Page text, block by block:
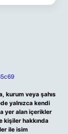
kurum veya şahıs
yalnızca kendi
yer alan içerikler
kişiler hakkında
ile isim